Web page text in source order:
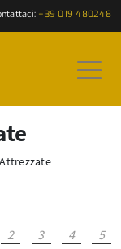
+39 019 480248
2 3 4 5